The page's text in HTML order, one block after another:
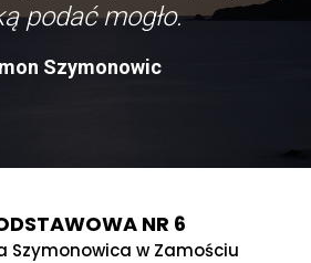
podać mogło.
Szymonowic
NR 6
Szymonowica w Zamościu